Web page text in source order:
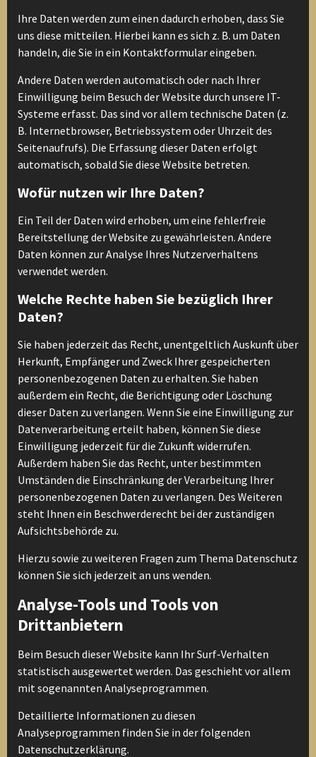
Ihre Daten werden zum einen dadurch erhoben, dass Sie
uns diese mitteilen. Hierbei kann es sich z. B. um Daten
handeln, die Sie in ein Kontaktformular eingeben.
Andere Daten werden automatisch oder nach Ihrer
Einwilligung beim Besuch der Website durch unsere IT-
Systeme erfasst. Das sind vor allem technische Daten (z.
B. Internetbrowser, Betriebssystem oder Uhrzeit des
Seitenaufrufs). Die Erfassung dieser Daten erfolgt
automatisch, sobald Sie diese Website betreten.
Wofür nutzen wir Ihre Daten?
Ein Teil der Daten wird erhoben, um eine fehlerfreie
Bereitstellung der Website zu gewährleisten. Andere
Daten können zur Analyse Ihres Nutzerverhaltens
verwendet werden.
Welche Rechte haben Sie bezüglich Ihrer
Daten?
Sie haben jederzeit das Recht, unentgeltlich Auskunft über
Herkunft, Empfänger und Zweck Ihrer gespeicherten
personenbezogenen Daten zu erhalten. Sie haben
außerdem ein Recht, die Berichtigung oder Löschung
dieser Daten zu verlangen. Wenn Sie eine Einwilligung zur
Datenverarbeitung erteilt haben, können Sie diese
Einwilligung jederzeit für die Zukunft widerrufen.
Außerdem haben Sie das Recht, unter bestimmten
Umständen die Einschränkung der Verarbeitung Ihrer
personenbezogenen Daten zu verlangen. Des Weiteren
steht Ihnen ein Beschwerderecht bei der zuständigen
Aufsichtsbehörde zu.
Hierzu sowie zu weiteren Fragen zum Thema Datenschutz
können Sie sich jederzeit an uns wenden.
Analyse-Tools und Tools von
Drittanbietern
Beim Besuch dieser Website kann Ihr Surf-Verhalten
statistisch ausgewertet werden. Das geschieht vor allem
mit sogenannten Analyseprogrammen.
Detaillierte Informationen zu diesen
Analyseprogrammen finden Sie in der folgenden
Datenschutzerklärung.